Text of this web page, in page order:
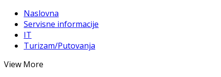
Naslovna
Servisne informacije
IT
Turizam/Putovanja
View More